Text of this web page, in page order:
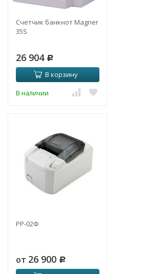
Счетчик банкнот Magner
35S
26 904 Р
В корзину
В наличии
РР-02Ф
от 26 900 Р